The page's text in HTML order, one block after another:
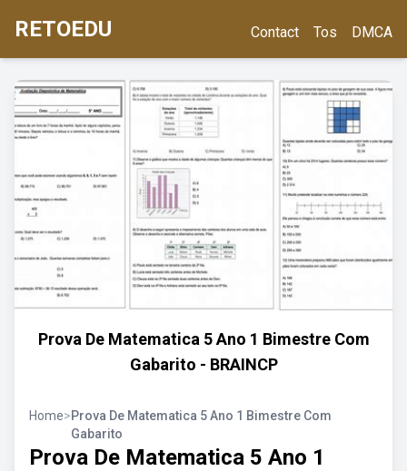
RETOEDU Contact Tos DMCA
Prova De Matematica 5 Ano 1 Bimestre Com
Gabarito - BRAINCP
Home>Prova De Matematica 5 Ano 1 Bimestre Com
Gabarito
Prova De Matematica 5 Ano 1